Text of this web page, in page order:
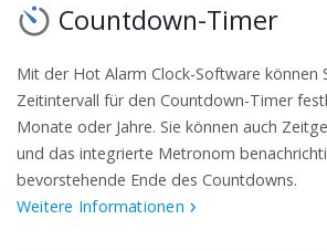
Countdown-Timer
Mit der Hot Alarm Clock-Software können
Zeitintervall für den Countdown-Timer
Monate oder Jahre. Sie können auch
und das integrierte Metronom
bevorstehende Ende des Countdowns.
Weitere Informationen